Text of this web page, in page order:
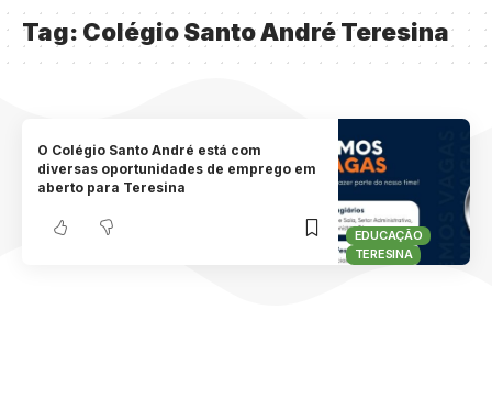
Tag: Colégio Santo André Teresina
EDUCAÇÃO
TERESINA
O Colégio Santo André está com
diversas oportunidades de emprego em
aberto para Teresina